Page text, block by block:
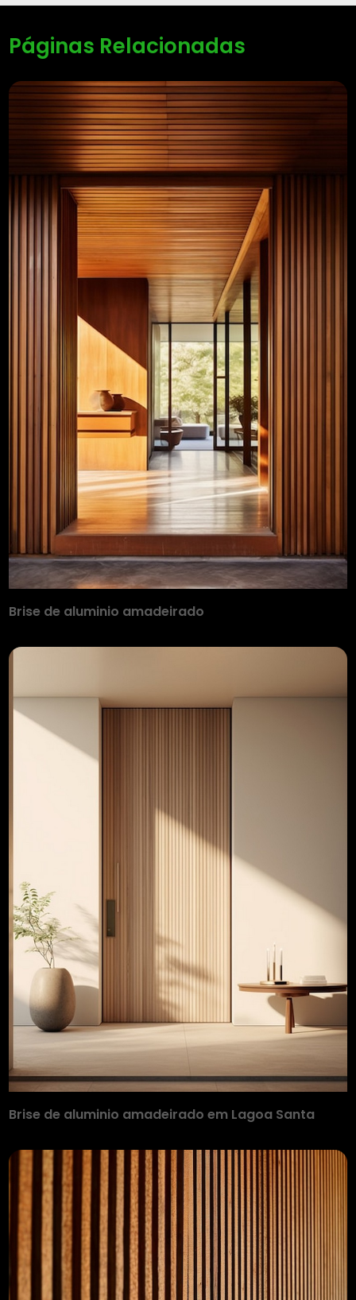
Páginas Relacionadas
Brise de aluminio amadeirado
Brise de aluminio amadeirado em Lagoa Santa